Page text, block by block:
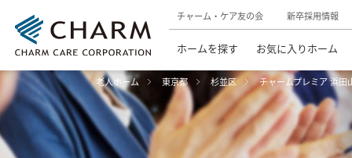
チャーム・ケア友の会 新卒採用情報
ホームを探す お気に入りホーム
老人ホーム 東京都 杉並区 チャームプレミア 浜田